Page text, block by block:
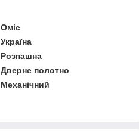
Оміс
Україна
Розпашна
Дверне полотно
Механічний